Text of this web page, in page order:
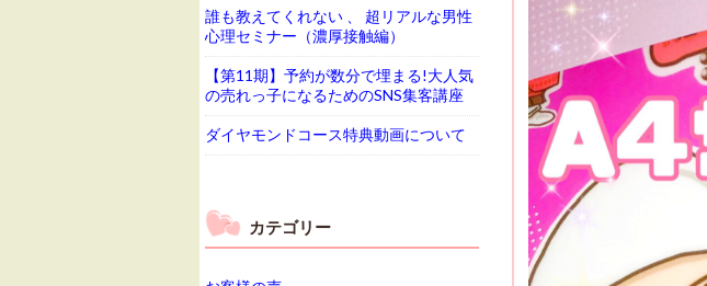
誰も教えてくれない 、 超リアルな男性
心理セミナー（濃厚接触編）
【第11期】予約が数分で埋まる!大人気
の売れっ子になるためのSNS集客講座
ダイヤモンドコース特典動画について
カテゴリー